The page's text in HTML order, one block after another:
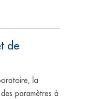
de
la
paramètres à